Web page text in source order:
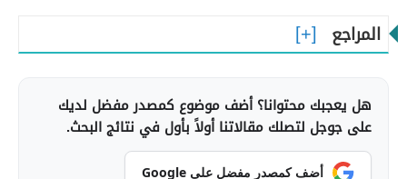
المراجع
هل يعجبك محتوانا؟ أضف موضوع كمصدر مفضل لديك
على جوجل لتصلك مقالاتنا أولاً بأول في نتائج البحث.
أضف كمصدر مفضل على Google